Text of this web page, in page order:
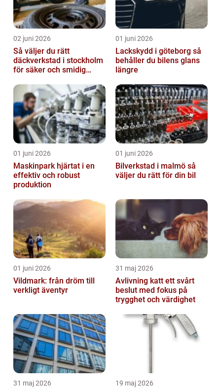
02 juni 2026
Så väljer du rätt
däckverkstad i stockholm
för säker och smidig
01 juni 2026
Lackskydd i göteborg så
behåller du bilens glans
längre
01 juni 2026
Maskinpark hjärtat i en
effektiv och robust
produktion
01 juni 2026
Bilverkstad i malmö så
väljer du rätt för din bil
01 juni 2026
Vildmark: från dröm till
verkligt äventyr
31 maj 2026
Avlivning katt ett svårt
beslut med fokus på
trygghet och värdighet
31 maj 2026 19 maj 2026